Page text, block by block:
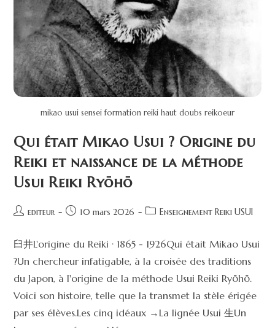
mikao usui sensei formation reiki haut doubs reikoeur
Qui était Mikao Usui ? Origine du
Reiki et naissance de la méthode
Usui Reiki Ryōhō
editeur 10 mars 2026 Enseignement Reiki USUI
臼井L'origine du Reiki · 1865 - 1926Qui était Mikao Usui
?Un chercheur infatigable, à la croisée des traditions
du Japon, à l'origine de la méthode Usui Reiki Ryōhō.
Voici son histoire, telle que la transmet la stèle érigée
par ses élèves.Les cinq idéaux →La lignée Usui 生Un